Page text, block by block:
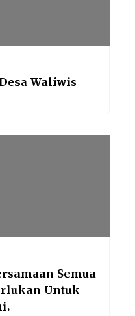
Waliwis
Semua
Untuk